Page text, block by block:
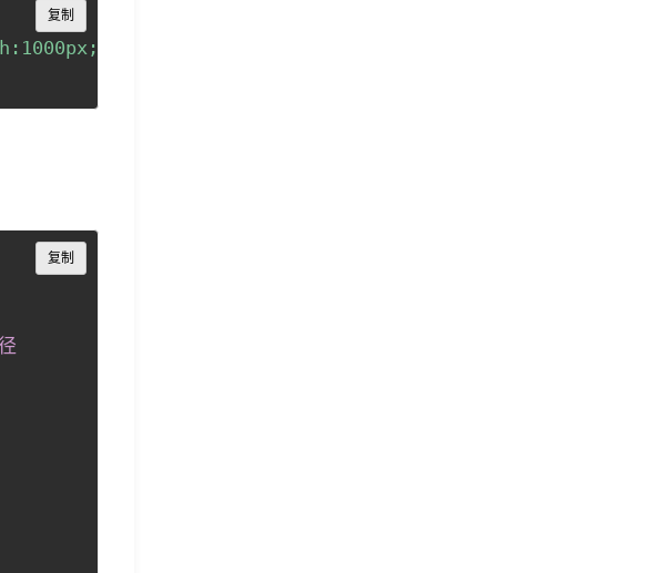
复制
Copy
复制
Copy